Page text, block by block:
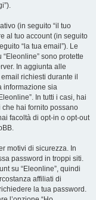
(in seguito “il tuo
al tuo account (in seguito
“la tua email”). Le
sono protette
In aggiunta alle
richiesti durante il
informazione sia
In tutti i casi, hai
hai fornito possano
facoltà di opt-in o opt-out
motivi di sicurezza. In
password in troppi siti.
su “Eleonline”, quindi
affiliati di
la tua password.